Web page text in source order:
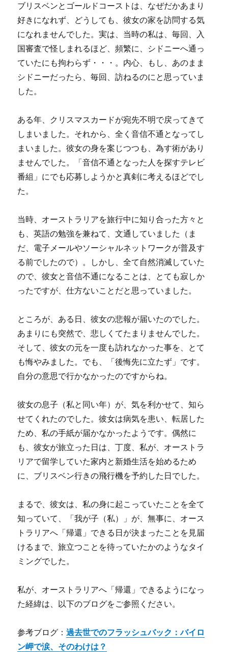
ブリスベンとゴールドコーストは、なぜだかあまり
好きになれず、どうしても、彼女の家を訪問する気
になれませんでした。実は、当時の私は、毎回、入
国審査で怪しまれるほど、頻繁に、シドニーへ通っ
ていたにも拘わらず・・・。内心、もし、あのまま
シドニーだったら、毎回、訪ねるのにと思っていま
した。
ある年、クリスマスカードが宛先不明で戻ってきて
しまいました。それから、全く音信不通となってし
まいました。彼女の身を案じつつも、為す術があり
ませんでした。「音信不通となった人を探すテレビ
番組」にでも応募しようかと真剣に考えるほどでし
た。
当時、オーストラリアを旅行中に知り合った方々と
も、英語の勉強を兼ねて、文通していました（ま
だ、電子メールやソーシャルネットワークが普及す
る前でしたので）。しかし、全て自然消滅していた
ので、彼女と音信不通になることは、とても寂しか
ったですが、仕方ないことだと思っていました。
ところが、ある日、彼女の悲報が届いたのでした。
あまりにも突然で、悲しくてたまりませんでした。
そして、彼女の元を一度も訪れなかった事を、とて
も悔やみました。でも、「後悔先に立たず」です。
自分の意思で行かなかったのですからね。
彼女の息子（私と同い年）が、気を利かせて、知ら
せてくれたのでした。彼女は病気を患い、転居した
ため、私の手紙が届かなかったようです。偶然に
も、彼女が旅立った日は、丁度、私が、オーストラ
リアで留学していた家内と新婚生活を始めるため
に、ブリスベン行きの飛行機を予約した日でした。
まるで、彼女は、私の身に起こっていたことを全て
知っていて、「我が子（私）」が、無事に、オース
トラリアへ「帰還」できる日が決まったことを見届
けるまで、旅立つことを待っていたかのようなタイ
ミングでした。
私が、オーストラリアへ「帰還」できるようになっ
た経緯は、以下のブログをご参照ください。
参考ブログ：過去世でのフラッシュバック：バイロ
ン岬で涙、そのわけは？